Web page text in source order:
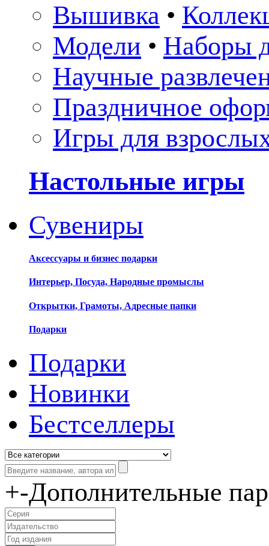
Вышивка •
Модели • Наборы
Научные
Праздничное
Игры для
Настольные игры
Сувениры
Аксессуары и бизнес подарки
Интерьер, Посуда, Народные промыслы
Открытки, Грамоты, Адресные папки
Подарки
Подарки
Новинки
Бестселлеры
+-Дополнительные